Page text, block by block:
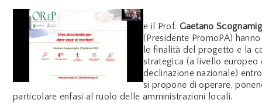
e il Prof. Gaetano
(Presidente PromoPA)
le finalità del progetto e la
strategica (a livello europeo
declinazione nazionale)
si propone di operare,
particolare enfasi al ruolo delle amministrazioni locali.